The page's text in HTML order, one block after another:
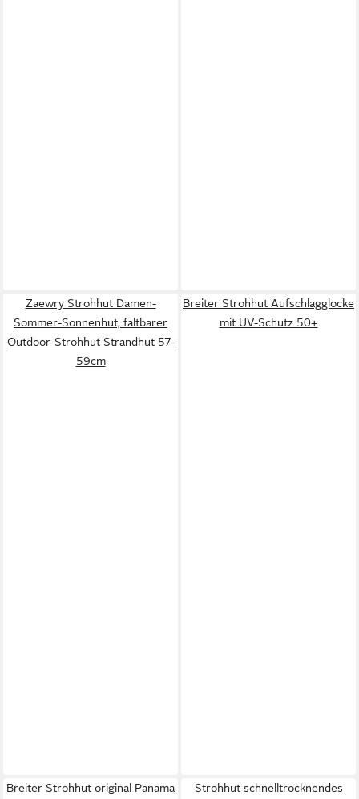
Zaewry Strohhut Damen-
Sommer-Sonnenhut, faltbarer
Outdoor-Strohhut Strandhut 57-
59cm
Breiter Strohhut Aufschlagglocke
mit UV-Schutz 50+
Breiter Strohhut original Panama
Strohhut schnelltrocknendes